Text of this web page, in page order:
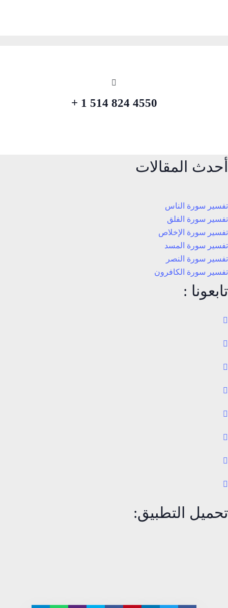
4550 824 514 1 +
أحدث المقالات
تفسير سورة الناس
تفسير سورة الفلق
تفسير سورة الإخلاص
تفسير سورة المسد
تفسير سورة النصر
تفسير سورة الكافرون
تابعونا :
تحميل التطبيق: